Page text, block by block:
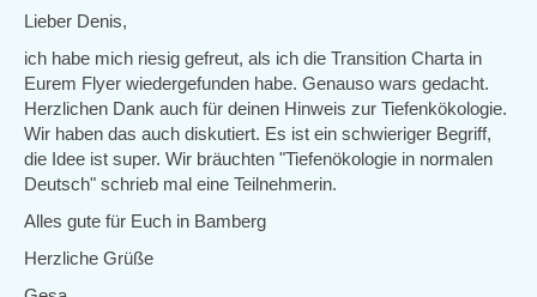
Lieber Denis,
ich habe mich riesig gefreut, als ich die Transition Charta in
Eurem Flyer wiedergefunden habe. Genauso wars gedacht.
Herzlichen Dank auch für deinen Hinweis zur Tiefenkökologie.
Wir haben das auch diskutiert. Es ist ein schwieriger Begriff,
die Idee ist super. Wir bräuchten "Tiefenökologie in normalen
Deutsch" schrieb mal eine Teilnehmerin.
Alles gute für Euch in Bamberg
Herzliche Grüße